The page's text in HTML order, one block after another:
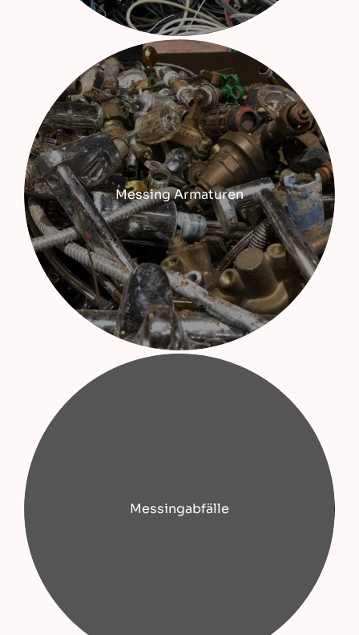
Messing Armaturen
Messingabfälle